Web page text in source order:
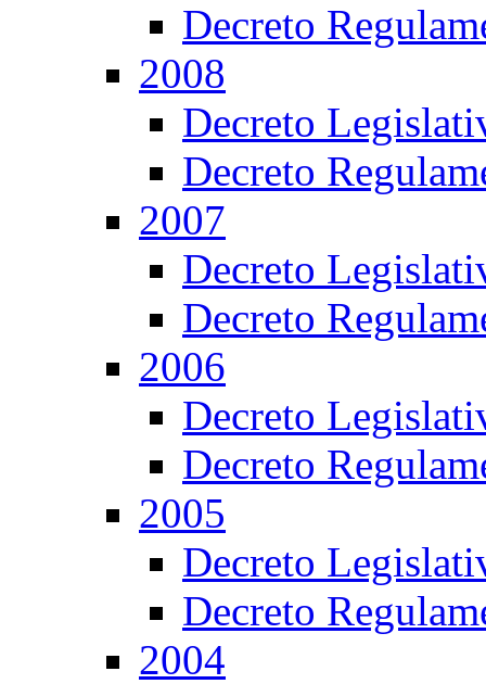
Decreto
2008
Decreto
Decreto
2007
Decreto
Decreto
2006
Decreto
Decreto
2005
Decreto
Decreto
2004